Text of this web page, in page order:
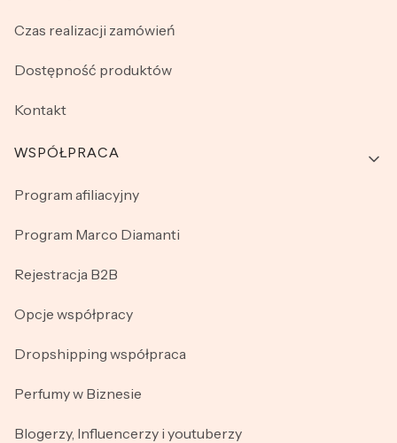
Czas realizacji zamówień
Dostępność produktów
Kontakt
WSPÓŁPRACA
Program afiliacyjny
Program Marco Diamanti
Rejestracja B2B
Opcje współpracy
Dropshipping współpraca
Perfumy w Biznesie
Blogerzy, Influencerzy i youtuberzy